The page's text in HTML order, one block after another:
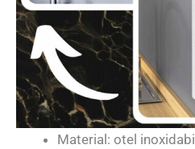
Material: otel inoxidabil